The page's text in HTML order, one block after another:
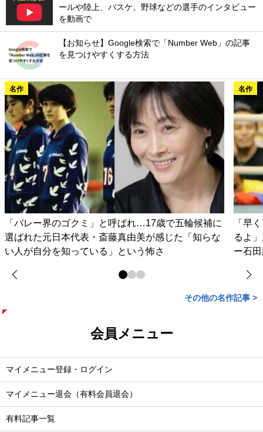
ールや陸上、バスケ、野球などの選手のインタビュー
を動画で
【お知らせ】Google検索で「Number Web」の記事
を見つけやすくする方法
名作
「バレー界のゴクミ」と呼ばれ…17歳で五輪候補に
選ばれた元日本代表・斎藤真由美が感じた「知らな
い人が自分を知っている」という怖さ
名作
「早
るよ
ー石
その他の名作記事 >
会員メニュー
マイメニュー登録・ログイン
マイメニュー退会（有料会員退会）
有料記事一覧